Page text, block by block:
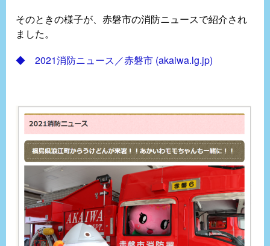
そのときの様子が、赤磐市の消防ニュースで紹介され
ました。
◆ 2021消防ニュース／赤磐市 (akaiwa.lg.jp)